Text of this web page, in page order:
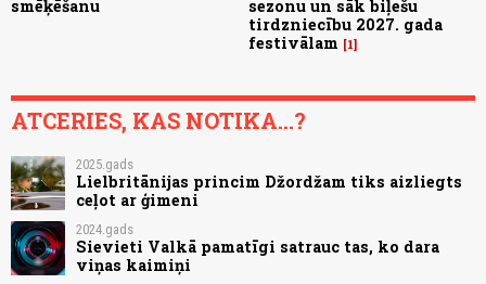
smēķēšanu
sezonu un sāk biļešu
tirdzniecību 2027. gada
festivālam
1
ATCERIES, KAS NOTIKA...?
2025.gads
Lielbritānijas princim Džordžam tiks aizliegts
ceļot ar ģimeni
2024.gads
Sievieti Valkā pamatīgi satrauc tas, ko dara
viņas kaimiņi